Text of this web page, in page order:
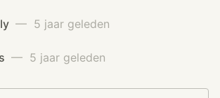
— 5 jaar geleden
— 5 jaar geleden